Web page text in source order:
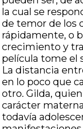
la cual se
de temor de los
rápidamente, o
crecimiento y
película tome el
La distancia
en lo poco que
otro. Gilda,
carácter
todavía